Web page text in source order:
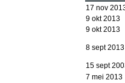
17 nov
9 okt 2013
9 okt 2013
8 sept 2013
15 sept
7 mei 2013